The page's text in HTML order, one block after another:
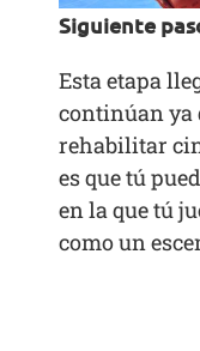
Siguiente
Esta etapa
continúan ya
rehabilitar
es que tú
en la que tú
como un